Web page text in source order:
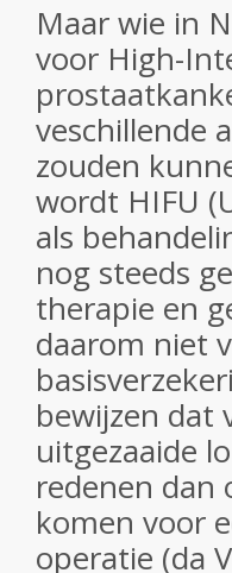
Maar wie in
voor High-
veschillende
zouden
wordt HIFU
als
nog steeds
therapie en
daarom niet
bewijzen dat
uitgezaaide
redenen dan
komen voor
operatie (da